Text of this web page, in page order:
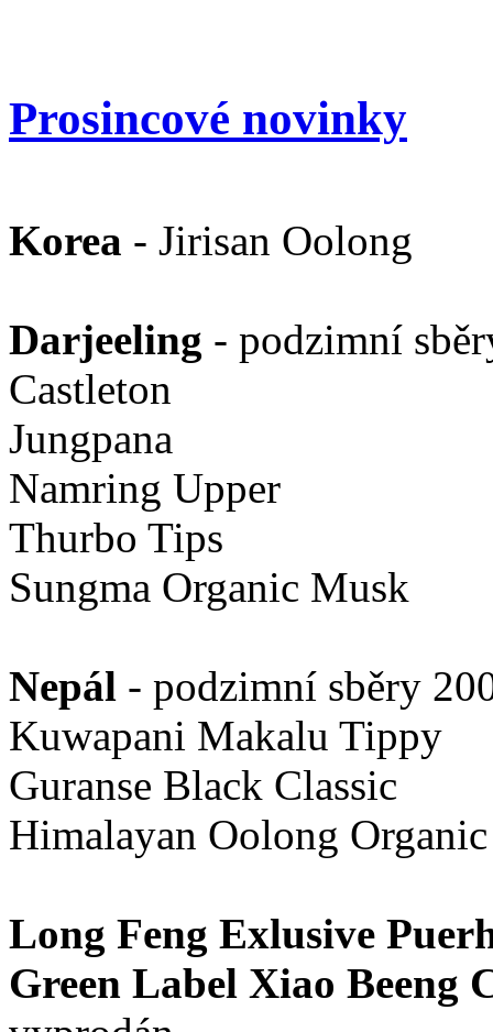
Prosincové novinky
Korea - Jirisan Oolong
Darjeeling - podzimní
Castleton
Jungpana
Namring Upper
Thurbo Tips
Sungma Organic Musk
Nepál - podzimní sběry
Kuwapani Makalu Tippy
Guranse Black Classic
Himalayan Oolong
Long Feng Exlusive
Green Label Xiao Beeng